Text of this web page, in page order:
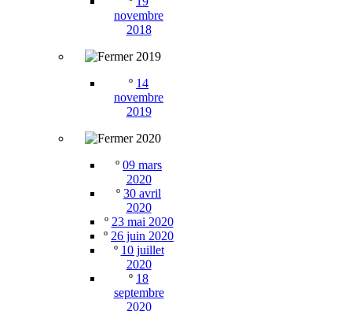
novembre
2018
2019
º 14
novembre
2019
2020
º 09 mars
2020
º 30 avril
2020
º 23 mai 2020
º 26 juin 2020
º 10 juillet
2020
º 18
septembre
2020